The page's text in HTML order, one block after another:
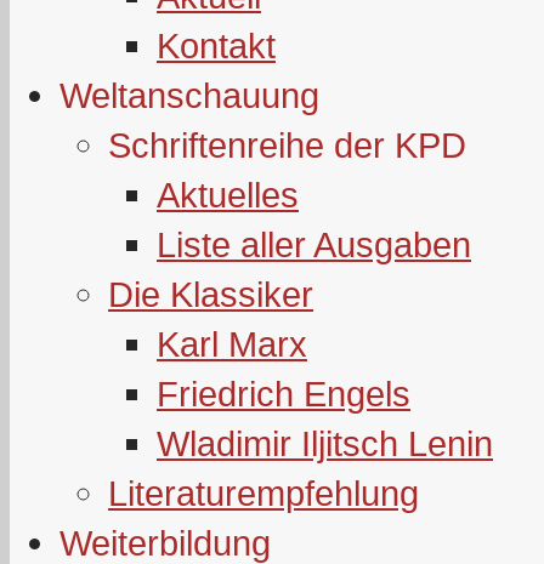
Kontakt
Weltanschauung
Schriftenreihe der KPD
Aktuelles
Liste aller Ausgaben
Die Klassiker
Karl Marx
Friedrich Engels
Wladimir Iljitsch Lenin
Literaturempfehlung
Weiterbildung